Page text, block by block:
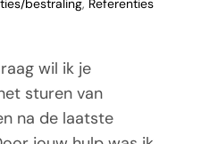
bestraling, Referenties
wil ik je
sturen van
na de laatste